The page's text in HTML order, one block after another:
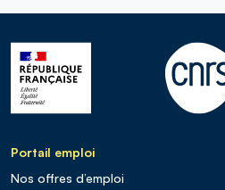
Portail emploi
Nos offres d’emploi